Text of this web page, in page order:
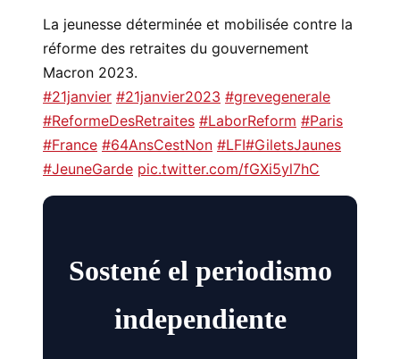
La jeunesse déterminée et mobilisée contre la
réforme des retraites du gouvernement
Macron 2023.
#21janvier #21janvier2023 #grevegenerale
#ReformeDesRetraites #LaborReform #Paris
#France #64AnsCestNon #LFI#GiletsJaunes
#JeuneGarde pic.twitter.com/fGXi5yl7hC
Sostené el periodismo
independiente